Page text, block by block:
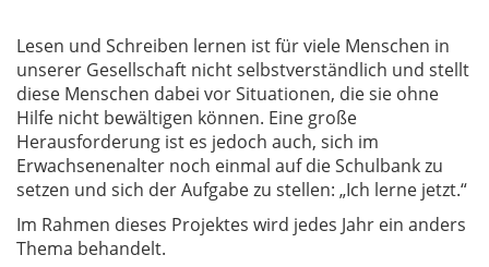
Lesen und Schreiben lernen ist für viele Menschen in
unserer Gesellschaft nicht selbstverständlich und stellt
diese Menschen dabei vor Situationen, die sie ohne
Hilfe nicht bewältigen können. Eine große
Herausforderung ist es jedoch auch, sich im
Erwachsenenalter noch einmal auf die Schulbank zu
setzen und sich der Aufgabe zu stellen: „Ich lerne jetzt.“
Im Rahmen dieses Projektes wird jedes Jahr ein anders
Thema behandelt.